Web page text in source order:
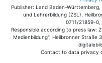
Publisher: Land Baden-
und Lehrerbildung (ZSL),
0711/21859-0,
Responsible according to press law:
Medienbildung", Heilbronner Straße
Contact to data privacy